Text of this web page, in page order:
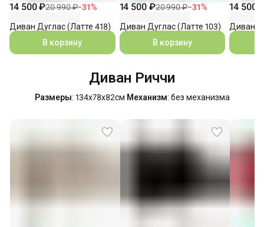
14 500 ₽20 990 ₽−31%
Диван Дуглас (Латте 418)
В корзину
14 500 ₽20 990 ₽−31%
Диван Дуглас (Латте 103)
В корзину
14 500
Диван
Диван Риччи
Размеры: 134х78х82см Механизм: без механизма